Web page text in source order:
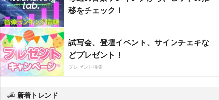
移をチェック！
試写会、登壇イベント、サインチェキな
どプレゼント！
プレゼント特集
新着トレンド